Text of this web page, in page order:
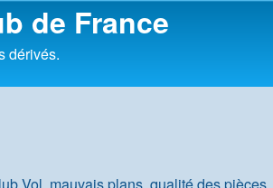
de France
dérivés.